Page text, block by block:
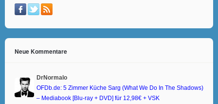
Neue Kommentare
DrNormalo
OFDb.de: 5 Zimmer Küche Sarg (What We Do In The Shadows)
– Mediabook [Blu-ray + DVD] für 12,98€ + VSK